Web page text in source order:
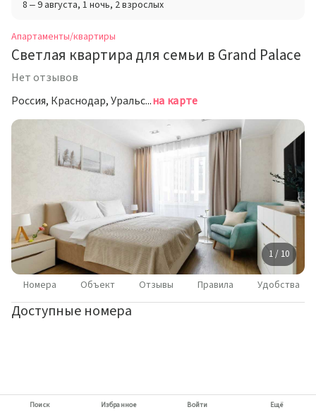
Россия
8 – 9 августа, 1 ночь, 2 взрослых
Апартаменты/квартиры
Светлая квартира для семьи в Grand Palace
Нет отзывов
Россия, Краснодар, Уральская улица, 75/6на карте
1 / 10
Номера Объект Отзывы Правила Удобства
Доступные номера
Поиск Избранное Войти Ещё